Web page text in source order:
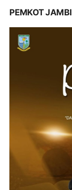
PEMKOT JAMBI